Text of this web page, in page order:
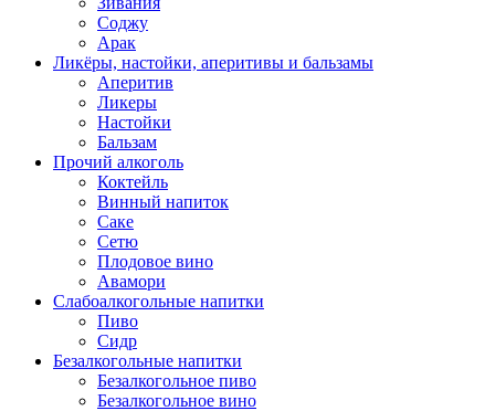
Соджу
Арак
Ликёры, настойки, аперитивы и бальзамы
Аперитив
Ликеры
Настойки
Бальзам
Прочий алкоголь
Коктейль
Винный напиток
Саке
Сетю
Плодовое вино
Авамори
Слабоалкогольные напитки
Пиво
Сидр
Безалкогольные напитки
Безалкогольное пиво
Безалкогольное вино